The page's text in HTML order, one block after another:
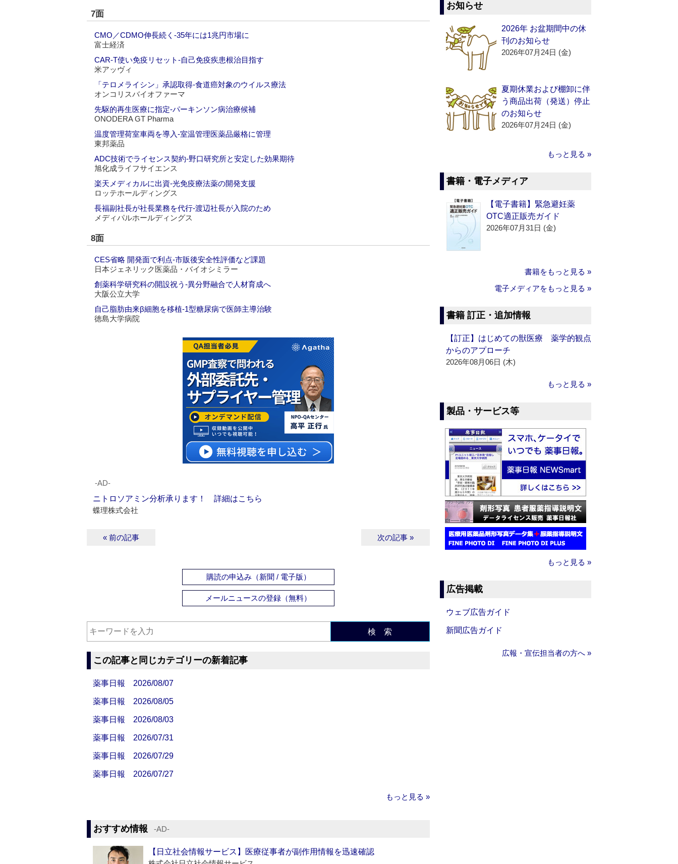
7面
CMO／CDMO伸長続く‐35年には1兆円市場に
富士経済
CAR-T使い免疫リセット‐自己免疫疾患根治目指す
米アッヴィ
「テロメライシン」承認取得‐食道癌対象のウイルス療法
オンコリスバイオファーマ
先駆的再生医療に指定‐パーキンソン病治療候補
ONODERA GT Pharma
温度管理荷室車両を導入‐室温管理医薬品厳格に管理
東邦薬品
ADC技術でライセンス契約‐野口研究所と安定した効果期待
旭化成ライフサイエンス
楽天メディカルに出資‐光免疫療法薬の開発支援
ロッテホールディングス
長福副社長が社長業務を代行‐渡辺社長が入院のため
メディパルホールディングス
8面
CES省略 開発面で利点‐市販後安全性評価など課題
日本ジェネリック医薬品・バイオシミラー
創薬科学研究科の開設祝う‐異分野融合で人材育成へ
大阪公立大学
自己脂肪由来β細胞を移植‐1型糖尿病で医師主導治験
徳島大学病院
‐AD‐
ニトロソアミン分析承ります！ 詳細はこちら
蝶理株式会社
« 前の記事 次の記事 »
購読の申込み（新聞 / 電子版）
メールニュースの登録（無料）
検 索
この記事と同じカテゴリーの新着記事
薬事日報 2026/08/07
薬事日報 2026/08/05
薬事日報 2026/08/03
薬事日報 2026/07/31
薬事日報 2026/07/29
薬事日報 2026/07/27
もっと見る »
おすすめ情報 ‐AD‐
【日立社会情報サービス】医療従事者が副作用情報を迅速確認
お知らせ
2026年 お盆期間中の休
刊のお知らせ
2026年07月24日 (金)
夏期休業および棚卸に伴
う商品出荷（発送）停止
のお知らせ
2026年07月24日 (金)
もっと見る »
書籍・電子メディア
【電子書籍】緊急避妊薬
OTC適正販売ガイド
2026年07月31日 (金)
書籍をもっと見る »
電子メディアをもっと見る »
書籍 訂正・追加情報
【訂正】はじめての獣医療 薬学的観点
からのアプローチ
2026年08月06日 (木)
もっと見る »
製品・サービス等
もっと見る »
広告掲載
ウェブ広告ガイド
新聞広告ガイド
広報・宣伝担当者の方へ »